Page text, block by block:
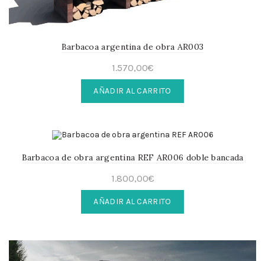
Barbacoa argentina de obra AR003
1.570,00€
AÑADIR AL CARRITO
Barbacoa de obra argentina REF AR006 doble bancada
1.800,00€
AÑADIR AL CARRITO